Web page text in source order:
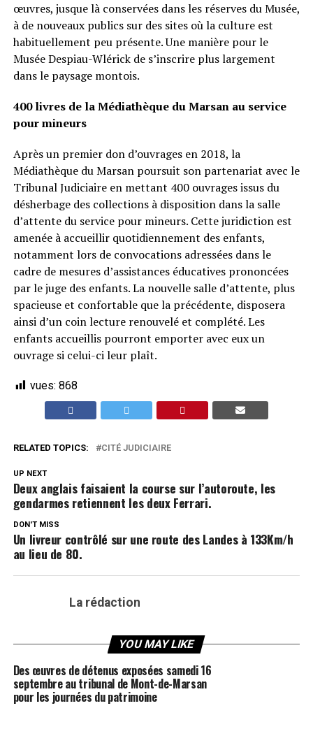
œuvres, jusque là conservées dans les réserves du Musée,
à de nouveaux publics sur des sites où la culture est
habituellement peu présente. Une manière pour le
Musée Despiau-Wlérick de s’inscrire plus largement
dans le paysage montois.
400 livres de la Médiathèque du Marsan au service
pour mineurs
Après un premier don d’ouvrages en 2018, la
Médiathèque du Marsan poursuit son partenariat avec le
Tribunal Judiciaire en mettant 400 ouvrages issus du
désherbage des collections à disposition dans la salle
d’attente du service pour mineurs. Cette juridiction est
amenée à accueillir quotidiennement des enfants,
notamment lors de convocations adressées dans le
cadre de mesures d’assistances éducatives prononcées
par le juge des enfants. La nouvelle salle d’attente, plus
spacieuse et confortable que la précédente, disposera
ainsi d’un coin lecture renouvelé et complété. Les
enfants accueillis pourront emporter avec eux un
ouvrage si celui-ci leur plaît.
vues: 868
RELATED TOPICS: CITÉ JUDICIAIRE
UP NEXT
Deux anglais faisaient la course sur l’autoroute, les
gendarmes retiennent les deux Ferrari.
DON'T MISS
Un livreur contrôlé sur une route des Landes à 133Km/h
au lieu de 80.
La rédaction
YOU MAY LIKE
Des œuvres de détenus exposées samedi 16
septembre au tribunal de Mont-de-Marsan
pour les journées du patrimoine